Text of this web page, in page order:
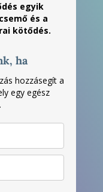
egyik
és a
kötődés.
ha
hozzásegít a
egy egész